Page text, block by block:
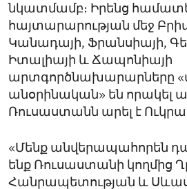
նկատմամբ։ Իրենց
հայտարարության մեջ
Կանադայի, Ֆրանսիայի,
Իտալիայի և Ճապոնիայի
արտգործնախարարները
անօրինական» են որակել
Ռուսաստանն արել է
«Մենք անվերապահորեն
ենք Ռուսաստանի կողմից
Հանրապետության և